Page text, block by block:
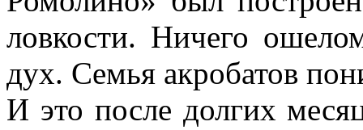
ловкости. Ничего
дух. Семья акробатов
И это после долгих